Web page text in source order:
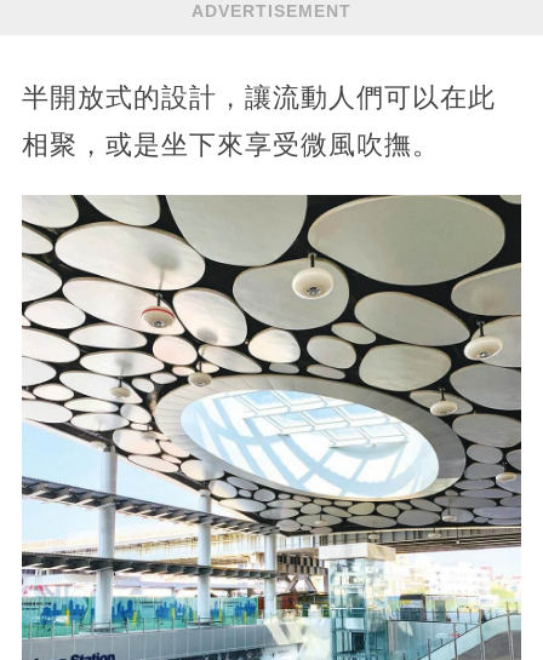
ADVERTISEMENT
半開放式的設計，讓流動人們可以在此
相聚，或是坐下來享受微風吹撫。